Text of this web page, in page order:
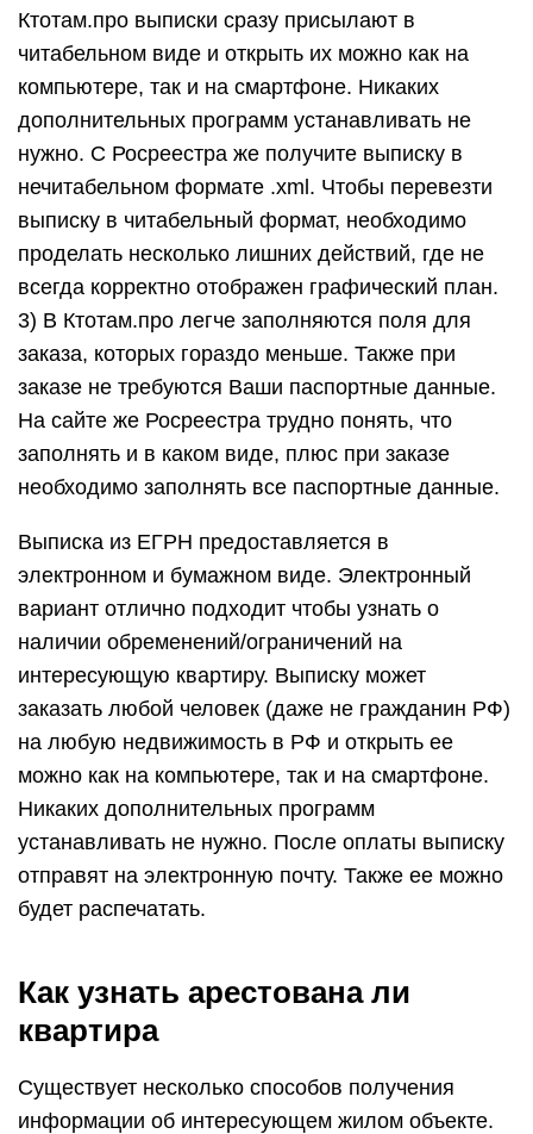
Ктотам.про выписки сразу присылают в
читабельном виде и открыть их можно как на
компьютере, так и на смартфоне. Никаких
дополнительных программ устанавливать не
нужно. С Росреестра же получите выписку в
нечитабельном формате .xml. Чтобы перевезти
выписку в читабельный формат, необходимо
проделать несколько лишних действий, где не
всегда корректно отображен графический план.
3) В Ктотам.про легче заполняются поля для
заказа, которых гораздо меньше. Также при
заказе не требуются Ваши паспортные данные.
На сайте же Росреестра трудно понять, что
заполнять и в каком виде, плюс при заказе
необходимо заполнять все паспортные данные.
Выписка из ЕГРН предоставляется в
электронном и бумажном виде. Электронный
вариант отлично подходит чтобы узнать о
наличии обременений/ограничений на
интересующую квартиру. Выписку может
заказать любой человек (даже не гражданин РФ)
на любую недвижимость в РФ и открыть ее
можно как на компьютере, так и на смартфоне.
Никаких дополнительных программ
устанавливать не нужно. После оплаты выписку
отправят на электронную почту. Также ее можно
будет распечатать.
Как узнать арестована ли
квартира
Существует несколько способов получения
информации об интересующем жилом объекте.